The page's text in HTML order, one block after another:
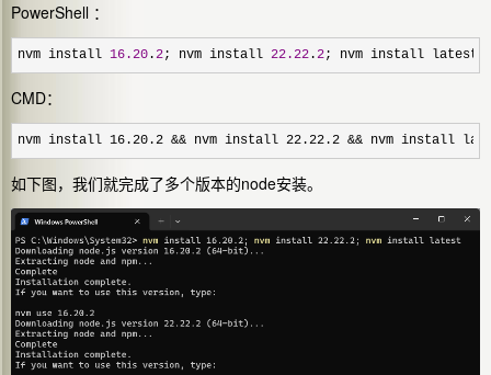
PowerShell ：
nvm install 16.20 .2; nvm install 22.22 .2; nvm install latest
CMD：
nvm install 16.20.2 && nvm install 22.22.2 && nvm install
如下图，我们就完成了多个版本的node安装。